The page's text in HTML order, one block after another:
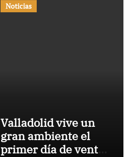
Noticias
Valladolid vive un
gran ambiente el
primer día de venta